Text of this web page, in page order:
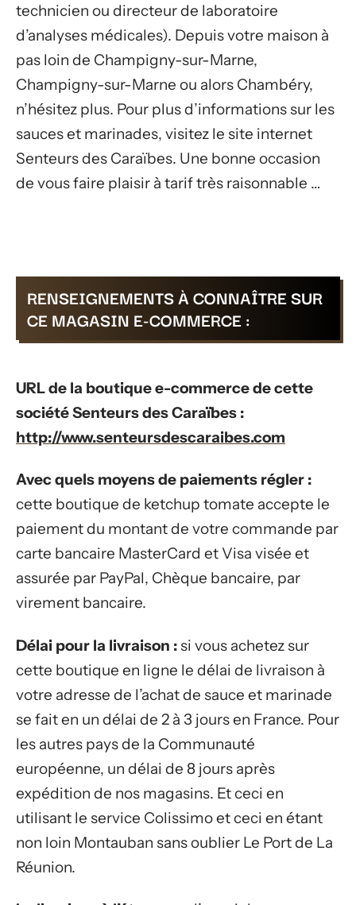
technicien ou directeur de laboratoire
d’analyses médicales). Depuis votre maison à
pas loin de Champigny-sur-Marne,
Champigny-sur-Marne ou alors Chambéry,
n’hésitez plus. Pour plus d’informations sur les
sauces et marinades, visitez le site internet
Senteurs des Caraïbes. Une bonne occasion
de vous faire plaisir à tarif très raisonnable …
RENSEIGNEMENTS À CONNAÎTRE SUR
CE MAGASIN E-COMMERCE :
URL de la boutique e-commerce de cette
société Senteurs des Caraïbes :
http://www.senteursdescaraibes.com
Avec quels moyens de paiements régler :
cette boutique de ketchup tomate accepte le
paiement du montant de votre commande par
carte bancaire MasterCard et Visa visée et
assurée par PayPal, Chèque bancaire, par
virement bancaire.
Délai pour la livraison :si vous achetez sur
cette boutique en ligne le délai de livraison à
votre adresse de l’achat de sauce et marinade
se fait en un délai de 2 à 3 jours en France. Pour
les autres pays de la Communauté
européenne, un délai de 8 jours après
expédition de nos magasins. Et ceci en
utilisant le service Colissimo et ceci en étant
non loin Montauban sans oublier Le Port de La
Réunion.